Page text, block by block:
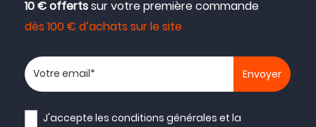
10 € offertssur votre première commande
dès 100 € d’achats sur le site
Votre adresse email
J'accepte lesconditions générales et la